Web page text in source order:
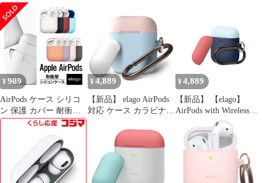
ス カラビナ 付 耐衝撃
クリア カバー おしゃれ
デザイン TPU クリアケ
ース [ AirPods Pro 3 エ
アーポッズプロ3 エア
ポッツプロ3 対応 ]
monthly elago C 1
カバー 耐衝撃 衝撃 吸
収 ケースカバー 耐衝撃
傷防止 落下防止 おしゃ
れ 保護 アクセサリー [
AirPods1 / AirPods2
Wireless Chargin 1
ラビナ 付 おしゃれ カ
バー ワイヤレス充電 対
応 シンプル シリコンケ
ース [ AirPods Pro 3 エ
アーポッズプロ3 エア
¥909
AirPods ケース シリコ
ン 保護 カバー 耐衝撃
衝撃 吸収 傷防止 アク
2 第2世代 MRXJ2J/A
MV7N2J/A 第1世代
MMEF2J/A elago
AIRPODS CASE
¥ 4,889
【新品】 elago AirPods
対応 ケース カラビナ
耐衝撃 傷防止 落下防止
保護 アクセサリー [
Apple AirPods1/AirPods2
エアーポッズ 対応 ]
DUO HANG CASE パス
¥ 4,889
【新品】 【elago】
AirPods with Wireless
Charging Case 対応 ケー
ス カラビナ 付き 耐衝
撃 シリコン カバー バ
イカラー ケースカバー
衝撃 吸収 傷防止 落下
防止 保護 アクセサリー